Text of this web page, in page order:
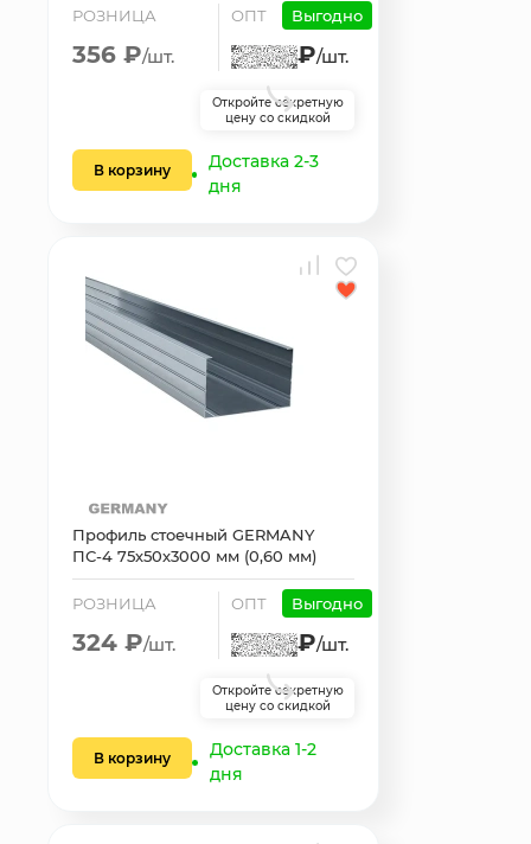
РОЗНИЦА
356 ₽/шт.
ОПТ Выгодно
₽/шт.
Откройте секретную
цену со скидкой
В корзину
Доставка 2-3
дня
Профиль стоечный GERMANY
ПС-4 75х50х3000 мм (0,60 мм)
РОЗНИЦА
324 ₽/шт.
ОПТ Выгодно
₽/шт.
Откройте секретную
цену со скидкой
В корзину
Доставка 1-2
дня